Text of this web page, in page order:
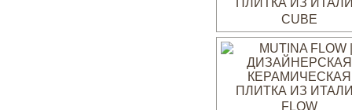
CUBE
FLOW